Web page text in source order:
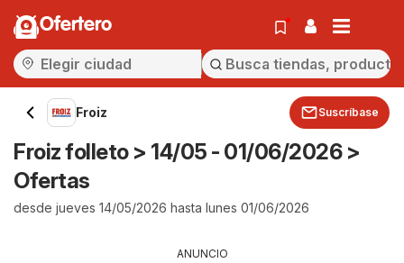
Ofertero
Froiz Suscríbase
Froiz folleto > 14/05 - 01/06/2026 >
Ofertas
desde jueves 14/05/2026 hasta lunes 01/06/2026
ANUNCIO